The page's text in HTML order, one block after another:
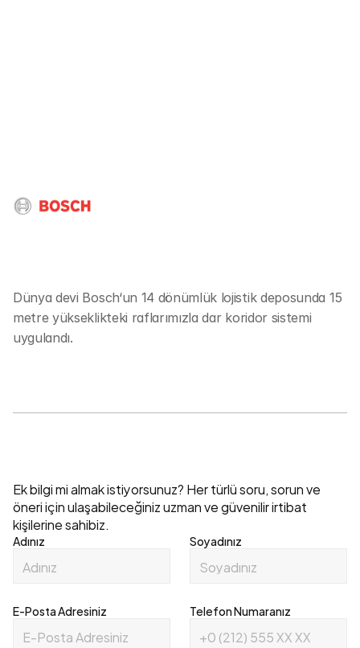
Dünya devi Bosch‘un 14 dönümlük lojistik deposunda 15
metre yükseklikteki raflarımızla dar koridor sistemi
uygulandı.
Ek bilgi mi almak istiyorsunuz? Her türlü soru, sorun ve
öneri için ulaşabileceğiniz uzman ve güvenilir irtibat
kişilerine sahibiz.
Adınız Soyadınız
E-Posta Adresiniz Telefon Numaranız